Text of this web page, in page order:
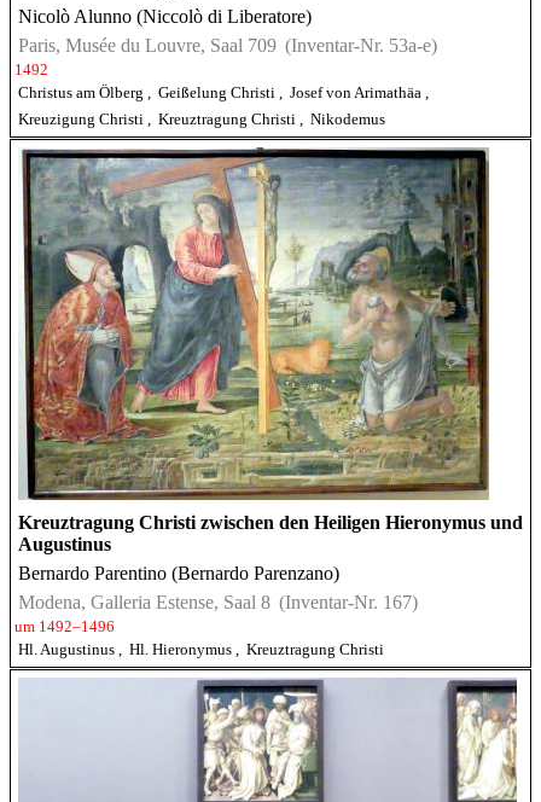
Nicolò Alunno (Niccolò di Liberatore)
Paris, Musée du Louvre, Saal 709 (Inventar-Nr. 53a-e)
1492
Christus am Ölberg , Geißelung Christi , Josef von Arimathäa ,
Kreuzigung Christi , Kreuztragung Christi , Nikodemus
Kreuztragung Christi zwischen den Heiligen Hieronymus und
Augustinus
Bernardo Parentino (Bernardo Parenzano)
Modena, Galleria Estense, Saal 8 (Inventar-Nr. 167)
um 1492–1496
Hl. Augustinus , Hl. Hieronymus , Kreuztragung Christi